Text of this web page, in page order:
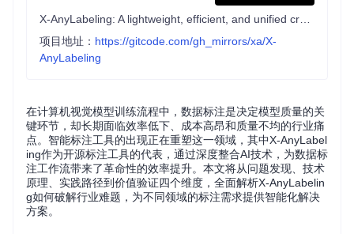
项目地址： https://gitcode.com/gh_mirrors/xa/X-
AnyLabeling
在计算机视觉模型训练流程中，数据标注是决定模型质量的关
键环节，却长期面临效率低下、成本高昂和质量不均的行业痛
点。智能标注工具的出现正在重塑这一领域，其中X-AnyLabel
ing作为开源标注工具的代表，通过深度整合AI技术，为数据标
注工作流带来了革命性的效率提升。本文将从问题发现、技术
原理、实践路径到价值验证四个维度，全面解析X-AnyLabelin
g如何破解行业难题，为不同领域的标注需求提供智能化解决
方案。